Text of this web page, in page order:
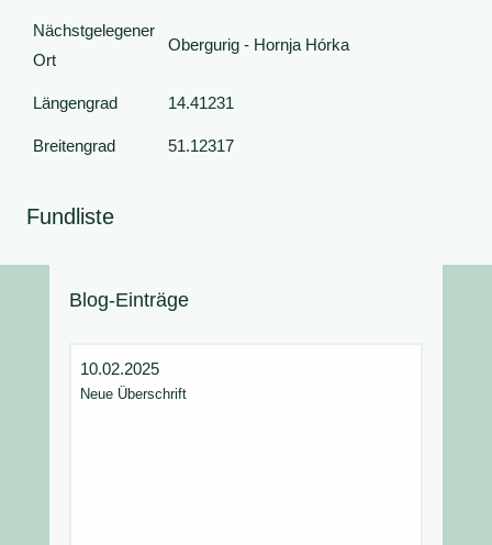
Nächstgelegener
Ort
Obergurig - Hornja Hórka
Längengrad 14.41231
Breitengrad 51.12317
Fundliste
Blog-Einträge
10.02.2025
Neue Überschrift